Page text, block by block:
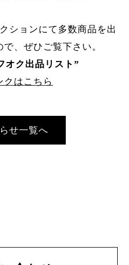
ションにて多数商品を出
、ぜひご覧下さい。
オク出品リスト”
クはこちら
せ一覧へ